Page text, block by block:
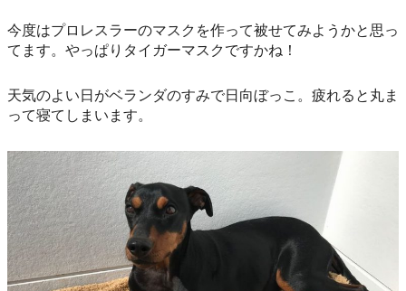
今度はプロレスラーのマスクを作って被せてみようかと思っ
てます。やっぱりタイガーマスクですかね！
天気のよい日がベランダのすみで日向ぼっこ。疲れると丸ま
って寝てしまいます。